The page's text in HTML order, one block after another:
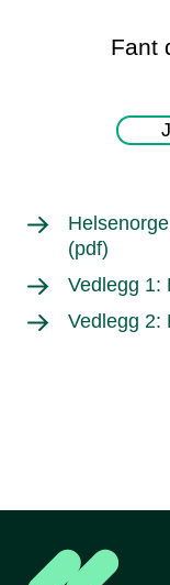
Fant
(pdf)
Vedlegg 1:
Vedlegg 2: